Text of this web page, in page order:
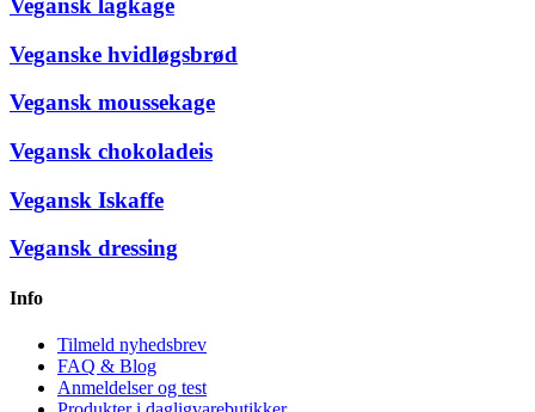
Vegansk lagkage
Veganske hvidløgsbrød
Vegansk moussekage
Vegansk chokoladeis
Vegansk Iskaffe
Vegansk dressing
Info
Tilmeld nyhedsbrev
FAQ & Blog
Anmeldelser og test